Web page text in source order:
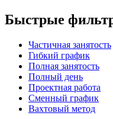
Быстрые
Частичная занятость
Гибкий график
Полная занятость
Полный день
Проектная работа
Сменный график
Вахтовый метод